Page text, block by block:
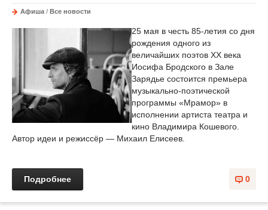
Афиша / Все новости
25 мая в честь 85-летия со дня
рождения одного из
величайших поэтов XX века
Иосифа Бродского в Зале
Зарядье состоится премьера
музыкально-поэтической
программы «Мрамор» в
исполнении артиста театра и
кино Владимира Кошевого.
Автор идеи и режиссёр — Михаил Елисеев.
0
Подробнее